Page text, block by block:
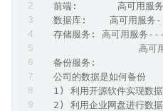
前端:       高可用服
数据库:    高可用服务
存储服务: 高可用服务
高可
  备份服务:
  公司的数据是如何备份
1) 利用开源软件实现数
2) 利用企业网盘进行数